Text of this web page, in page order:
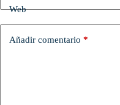
Web
Añadir comentario *